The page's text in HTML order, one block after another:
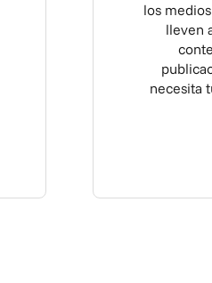
los
lleven
necesita